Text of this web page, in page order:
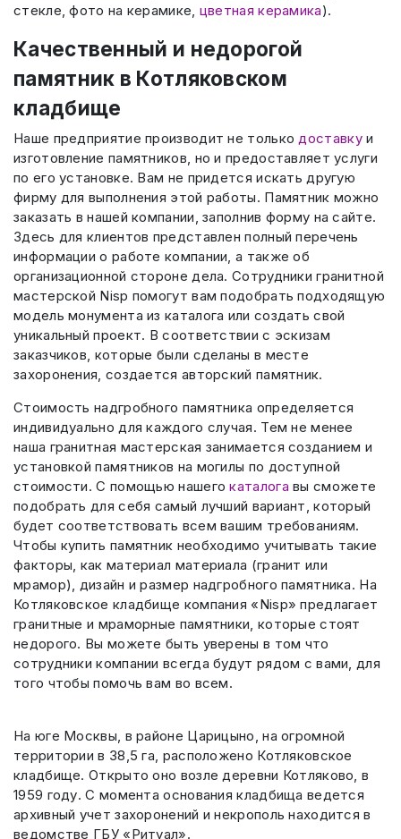
стекле, фото на керамике, цветная керамика).
Качественный и недорогой
памятник в Котляковском
кладбище
Наше предприятие производит не толькодоставкуи
изготовление памятников, но и предоставляет услуги
по его установке. Вам не придется искать другую
фирму для выполнения этой работы. Памятник можно
заказать в нашей компании, заполнив форму на сайте.
Здесь для клиентов представлен полный перечень
информации о работе компании, а также об
организационной стороне дела. Сотрудники гранитной
мастерской Nisp помогут вам подобрать подходящую
модель монумента из каталога или создать свой
уникальный проект. В соответствии с эскизам
заказчиков, которые были сделаны в месте
захоронения, создается авторский памятник.
Стоимость надгробного памятника определяется
индивидуально для каждого случая. Тем не менее
наша гранитная мастерская занимается созданием и
установкой памятников на могилы по доступной
стоимости. С помощью нашегокаталога вы сможете
подобрать для себя самый лучший вариант, который
будет соответствовать всем вашим требованиям.
Чтобы купить памятник необходимо учитывать такие
факторы, как материал материала (гранит или
мрамор), дизайн и размер надгробного памятника. На
Котляковское кладбище компания «Nisp» предлагает
гранитные и мраморные памятники, которые стоят
недорого. Вы можете быть уверены в том что
сотрудники компании всегда будут рядом с вами, для
того чтобы помочь вам во всем.
На юге Москвы, в районе Царицыно, на огромной
территории в 38,5 га, расположено Котляковское
кладбище. Открыто оно возле деревни Котляково, в
1959 году. С момента основания кладбища ведется
архивный учет захоронений и некрополь находится в
ведомстве ГБУ «Ритуал».